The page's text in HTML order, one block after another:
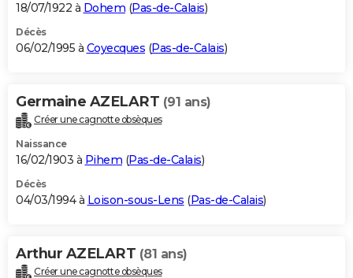
18/07/1922 à Dohem (Pas-de-Calais)
Décès
06/02/1995 à Coyecques (Pas-de-Calais)
Germaine AZELART (91 ans)
Créer une cagnotte obsèques
Naissance
16/02/1903 à Pihem (Pas-de-Calais)
Décès
04/03/1994 à Loison-sous-Lens (Pas-de-Calais)
Arthur AZELART (81 ans)
Créer une cagnotte obsèques